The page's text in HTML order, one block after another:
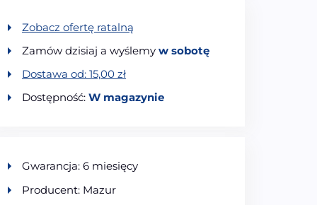
Zobacz ofertę ratalną
Zamów dzisiaj a wyślemy w sobotę
Dostawa od: 15,00 zł
Dostępność: W magazynie
Gwarancja: 6 miesięcy
Producent: Mazur